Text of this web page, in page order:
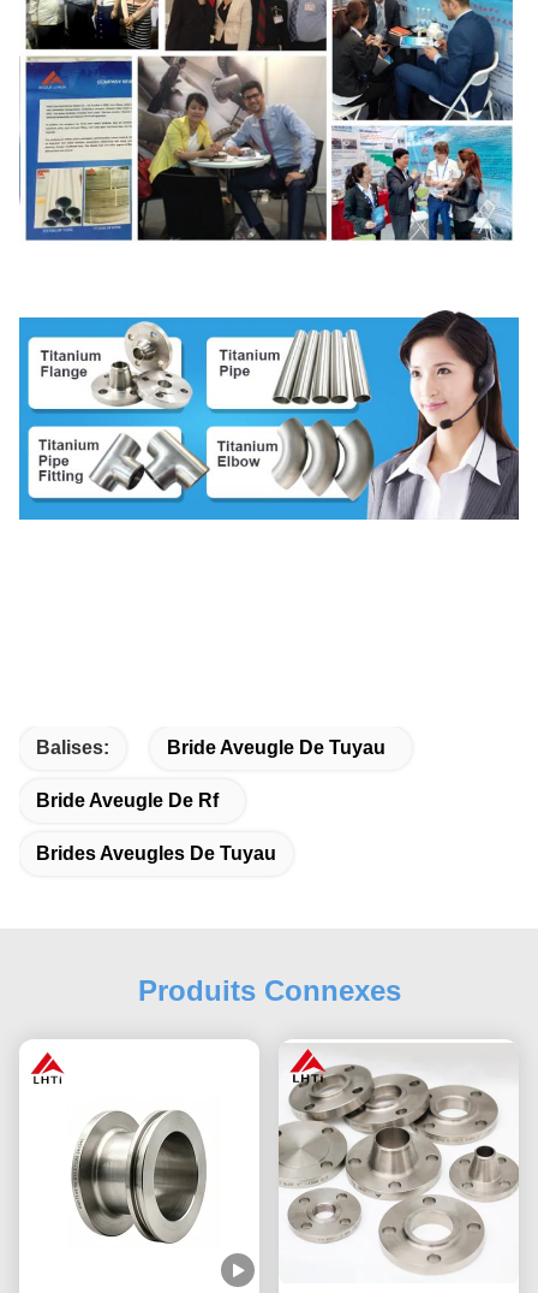
Balises: Bride Aveugle De Tuyau
Bride Aveugle De Rf
Brides Aveugles De Tuyau
Produits Connexes